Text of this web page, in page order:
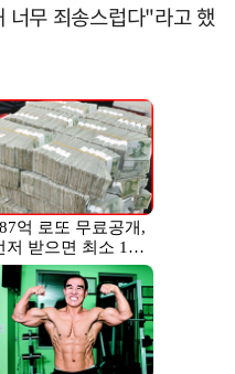
너무 죄송스럽다"라고 했